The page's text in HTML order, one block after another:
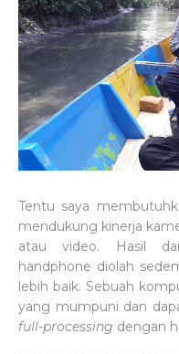
Tentu saya
mendukung kinerja
atau video. Hasil
handphone diolah
lebih baik. Sebuah
yang mumpuni dan
full-processing dengan